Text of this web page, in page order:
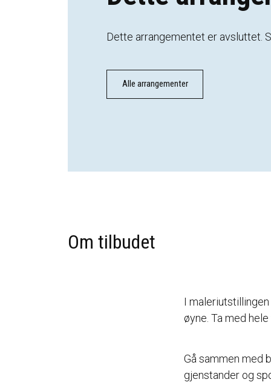
Dette arrangementet er avsluttet.
Alle arrangementer
Om tilbudet
I maleriutstillingen
øyne. Ta med
Gå sammen med
gjenstander og